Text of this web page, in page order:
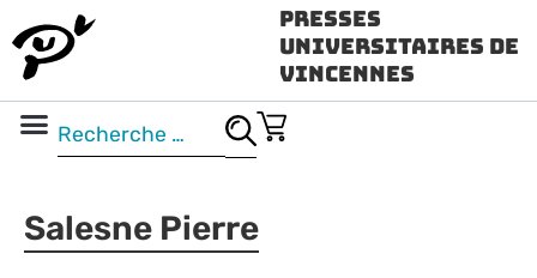
Presses
Universitaires de
Vincennes
Salesne Pierre